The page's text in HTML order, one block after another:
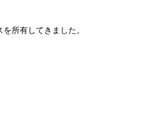
所有してきました。